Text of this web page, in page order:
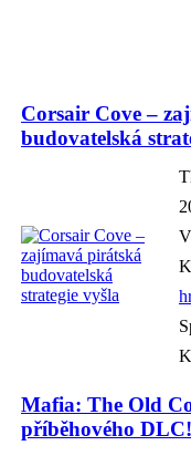
Corsair Cove –
budovatelská
Mafia: The Old
příběhového DLC!